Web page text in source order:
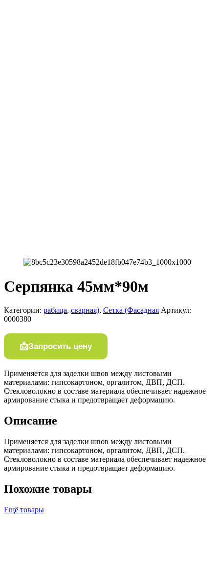
Серпянка 45мм*90м
Категории: рабица, сварная), Сетка (Фасадная Артикул:
0000380
Запросить цену
Применяется для заделки швов между листовыми
материалами: гипсокартоном, оргалитом, ДВП, ДСП.
Стекловолокно в составе материала обеспечивает надежное
армирование стыка и предотвращает деформацию.
Описание
Применяется для заделки швов между листовыми
материалами: гипсокартоном, оргалитом, ДВП, ДСП.
Стекловолокно в составе материала обеспечивает надежное
армирование стыка и предотвращает деформацию.
Похожие товары
Ещё товары